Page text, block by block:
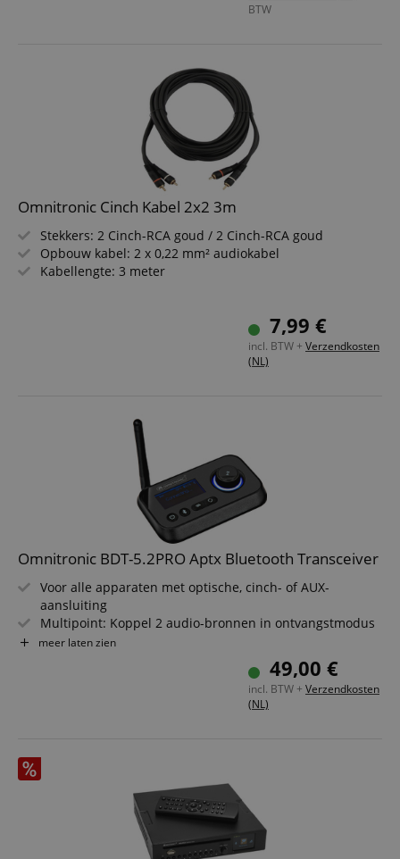
BTW
Omnitronic Cinch Kabel 2x2 3m
Stekkers: 2 Cinch-RCA goud / 2 Cinch-RCA goud
Opbouw kabel: 2 x 0,22 mm² audiokabel
Kabellengte: 3 meter
7,99 €
incl. BTW + Verzendkosten
(NL)
Omnitronic BDT-5.2PRO Aptx Bluetooth Transceiver
Voor alle apparaten met optische, cinch- of AUX-
aansluiting
Multipoint: Koppel 2 audio-bronnen in ontvangstmodus
Dual-Link: Stream geluid naar 2 Bluetooth-apparaten in
Muziekbediening in ontvangstmodus: Play, pauze,
Audio In/Out via 3,5 mm jack en Toslink-aansluiting
meer laten zien
49,00 €
incl. BTW + Verzendkosten
(NL)